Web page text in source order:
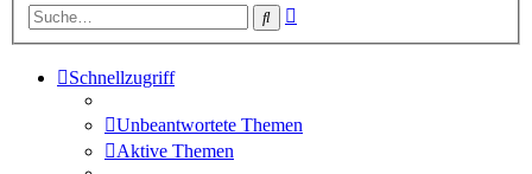
Suche
Schnellzugriff
Unbeantwortete Themen
Aktive Themen